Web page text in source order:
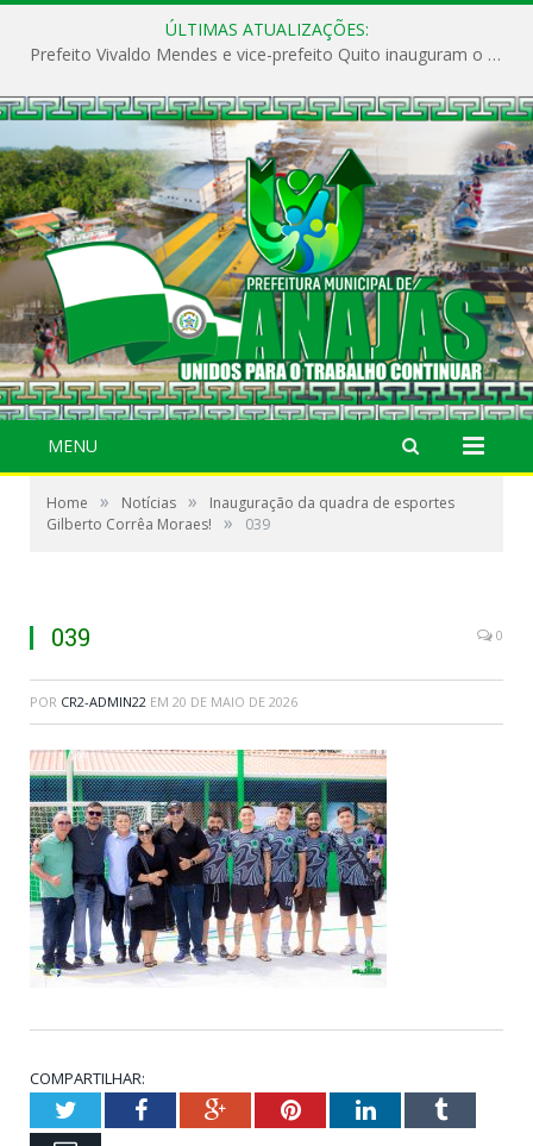
ÚLTIMAS ATUALIZAÇÕES:
Prefeito Vivaldo Mendes e vice-prefeito Quito inauguram o CAPS e fortalecem a saúde pública em Anajás.
MENU
Home » Notícias »
Inauguração da quadra de esportes
Gilberto Corrêa Moraes!
» 039
039 0
POR CR2-ADMIN22 EM 20 DE MAIO DE 2026
COMPARTILHAR:
TwitterFacebookGoogle+PinterestLinkedInTumblr